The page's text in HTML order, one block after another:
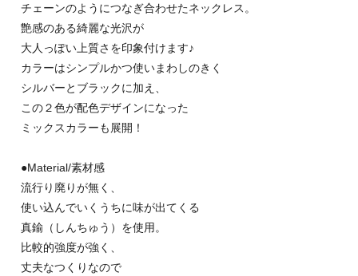
チェーンのようにつなぎ合わせたネックレス。
艶感のある綺麗な光沢が
大人っぽい上質さを印象付けます♪
カラーはシンプルかつ使いまわしのきく
シルバーとブラックに加え、
この２色が配色デザインになった
ミックスカラーも展開！
●Material/素材感
流行り廃りが無く、
使い込んでいくうちに味が出てくる
真鍮（しんちゅう）を使用。
比較的強度が強く、
丈夫なつくりなので